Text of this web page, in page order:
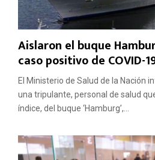
Aislaron el buque
caso positivo de COVID-
El Ministerio de Salud de la Nación
una tripulante, personal de salud
índice, del buque ‘Hamburg’,...